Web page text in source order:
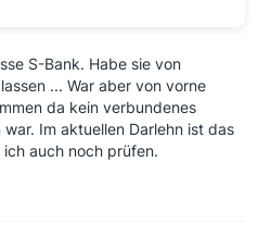
S-Bank. Habe sie von
... War aber von vorne
da kein verbundenes
Im aktuellen Darlehn ist das
auch noch prüfen.